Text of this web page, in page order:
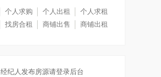
个人求购 个人出租
个人求租
找房合租 商铺出售 商铺出租
经纪人发布房源请登录后台